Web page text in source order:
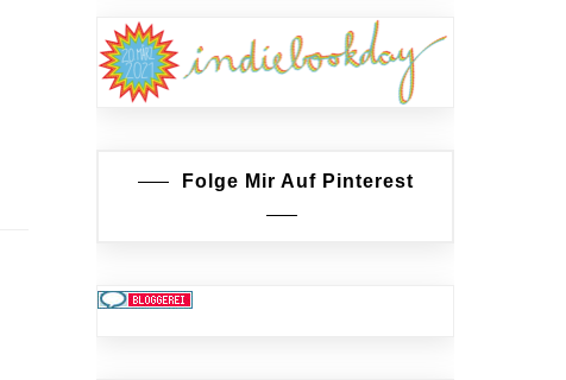
Folge Mir Auf Pinterest